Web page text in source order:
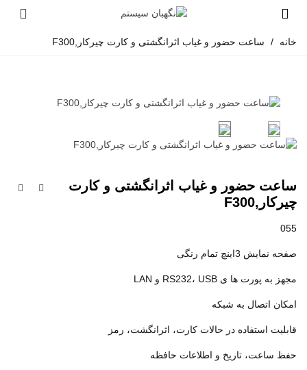
خانه / ساعت حضور و غیاب اثرانگشتی و کارت چیرکار,F300
ساعت حضور و غیاب اثرانگشتی و کارت
چیرکار,F300
055
صفحه نمایش 3اینچ تمام رنگی
مجهز به پورت ها ی RS232، USB و LAN
امکان اتصال به شبکه
قابلیت استفاده در حالات کارت، اثرانگشت، رمز
حفظ ساعت، تاریخ و اطلاعات حافظه